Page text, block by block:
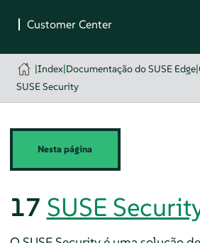
|Index|Documentação do SUSE Edge|
SUSE Security
Nesta página
17 SUSE